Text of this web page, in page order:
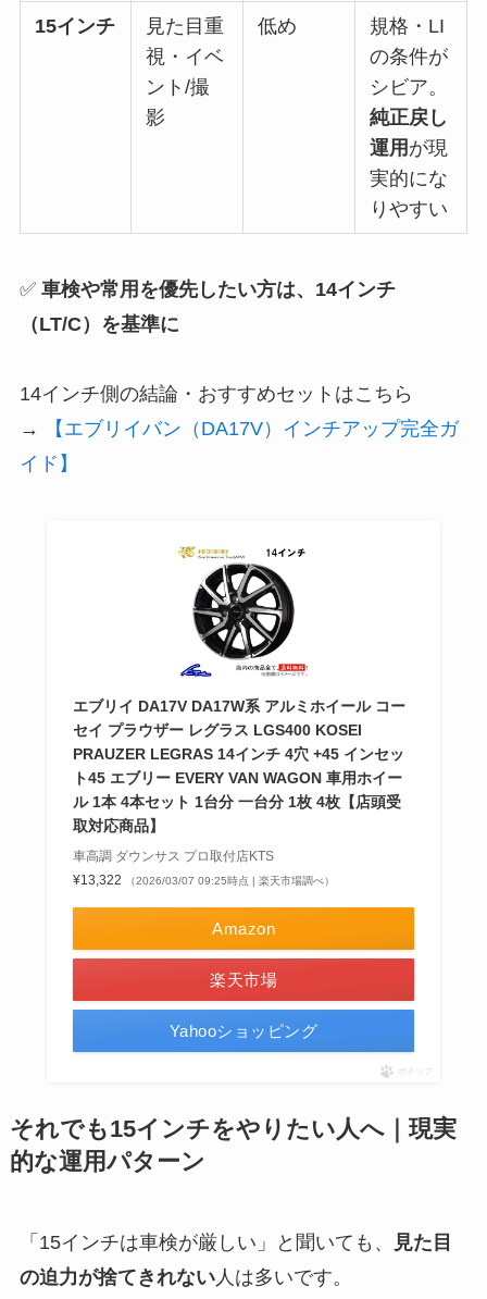
15インチ
見た目重
視・イベ
ント/撮
影
低め
規格・LI
の条件が
シビア。
純正戻し
運用 が現
実的にな
りやすい
✅ 車検や常用を優先したい方は、14インチ
（LT/C）を基準に
14インチ側の結論・おすすめセットはこちら
→
【エブリイバン（DA17V）インチアップ完全ガ
イド】
エブリイ DA17V DA17W系 アルミホイール コー
セイ プラウザー レグラス LGS400 KOSEI
PRAUZER LEGRAS 14インチ 4穴 +45 インセッ
ト45 エブリー EVERY VAN WAGON 車用ホイー
ル 1本 4本セット 1台分 一台分 1枚 4枚【店頭受
取対応商品】
車高調 ダウンサス プロ取付店KTS
¥13,322
（2026/03/07 09:25時点 | 楽天市場調べ）
Amazon
楽天市場
Yahooショッピング
ポチップ
それでも15インチをやりたい人へ｜現実
的な運用パターン
「15インチは車検が厳しい」と聞いても、
見た目
の迫力が捨てきれない人は多いです。